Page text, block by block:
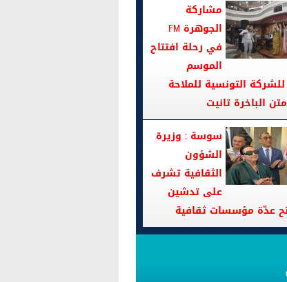
مشاركة
الجوهرة FM
في رحلة افتتاح
الموسم
التونسية للملاحة
سوسة : وزيرة
الشؤون
الثقافية تشرف
على تدشين
عدّة مؤسسات ثقافية